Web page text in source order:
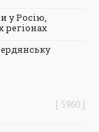
у Росію,
регіонах
5960